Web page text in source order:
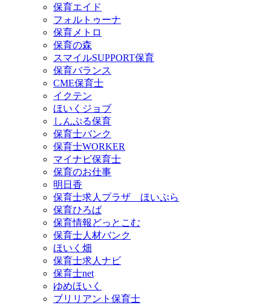
保育エイド
フォルトゥーナ
保育メトロ
保育の森
スマイルSUPPORT保育
保育バランス
CME保育士
イクテン
ほいくジョブ
しんぷる保育
保育士バンク
保育士WORKER
マイナビ保育士
保育のお仕事
明日香
保育士求人プラザ ほいぷら
保育ひろば
保育情報どっとこむ
保育士人材バンク
ほいく畑
保育士求人ナビ
保育士net
ゆめほいく
ブリリアント保育士